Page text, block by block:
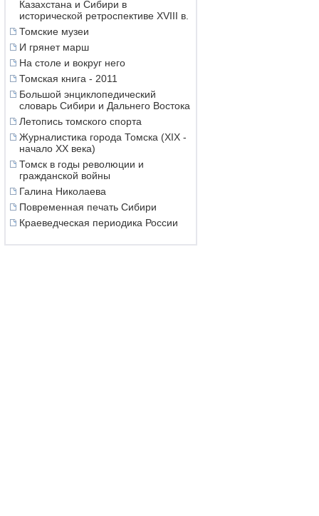
Казахстана и Сибири в
исторической ретроспективе XVIII в.
Томские музеи
И грянет марш
На столе и вокруг него
Томская книга - 2011
Большой энциклопедический
словарь Сибири и Дальнего Востока
Летопись томского спорта
Журналистика города Томска (XIX -
начало XX века)
Томск в годы революции и
гражданской войны
Галина Николаева
Повременная печать Сибири
Краеведческая периодика России